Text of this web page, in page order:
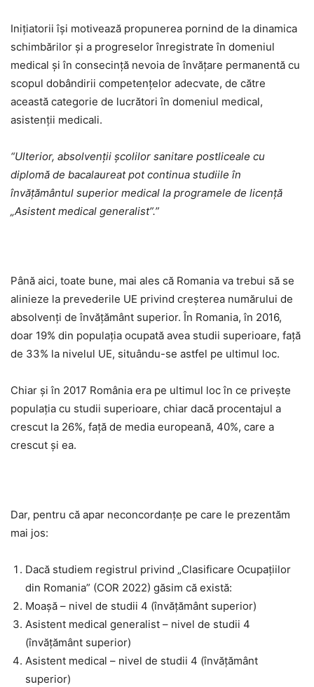
Inițiatorii își motivează propunerea pornind de la dinamica
schimbărilor și a progreselor înregistrate în domeniul
medical și în consecință nevoia de învățare permanentă cu
scopul dobândirii competențelor adecvate, de către
această categorie de lucrători în domeniul medical,
asistenții medicali.
“Ulterior, absolvenții școlilor sanitare postliceale cu
diplomă de bacalaureat pot continua studiile în
învățământul superior medical la programele de licență
„Asistent medical generalist”.”
Până aici, toate bune, mai ales că Romania va trebui să se
alinieze la prevederile UE privind creșterea numărului de
absolvenți de învățământ superior. În Romania, în 2016,
doar 19% din populația ocupată avea studii superioare, față
de 33% la nivelul UE, situându-se astfel pe ultimul loc.
Chiar și în 2017 România era pe ultimul loc în ce privește
populația cu studii superioare, chiar dacă procentajul a
crescut la 26%, față de media europeană, 40%, care a
crescut și ea.
Dar, pentru că apar neconcordanțe pe care le prezentăm
mai jos:
Dacă studiem registrul privind „Clasificare Ocupațiilor
din Romania” (COR 2022) găsim că există:
Moașă – nivel de studii 4 (învățământ superior)
Asistent medical generalist – nivel de studii 4
(învățământ superior)
Asistent medical – nivel de studii 4 (învățământ
superior)